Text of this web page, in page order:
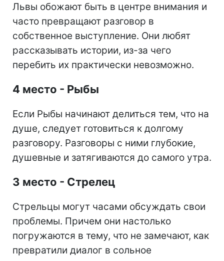
Львы обожают быть в центре внимания и
часто превращают разговор в
собственное выступление. Они любят
рассказывать истории, из-за чего
перебить их практически невозможно.
4 место - Рыбы
Если Рыбы начинают делиться тем, что на
душе, следует готовиться к долгому
разговору. Разговоры с ними глубокие,
душевные и затягиваются до самого утра.
3 место - Стрелец
Стрельцы могут часами обсуждать свои
проблемы. Причем они настолько
погружаются в тему, что не замечают, как
превратили диалог в сольное